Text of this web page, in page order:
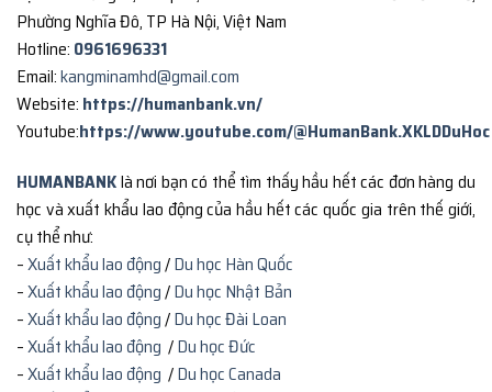
Phường Nghĩa Đô, TP Hà Nội, Việt Nam
Hotline: 0961696331
Email:kangminamhd@gmail.com
Website: https://humanbank.vn/
Youtube:https://www.youtube.com/@HumanBank.XKLDDuHoc
HUMANBANKlà nơi bạn có thể tìm thấy hầu hết các đơn hàng du
học và xuất khẩu lao động của hầu hết các quốc gia trên thế giới,
cụ thể như:
–Xuất khẩu lao động/Du học Hàn Quốc
–Xuất khẩu lao động/Du học Nhật Bản
–Xuất khẩu lao động/Du học Đài Loan
–Xuất khẩu lao động /Du học Đức
–Xuất khẩu lao động /Du học Canada